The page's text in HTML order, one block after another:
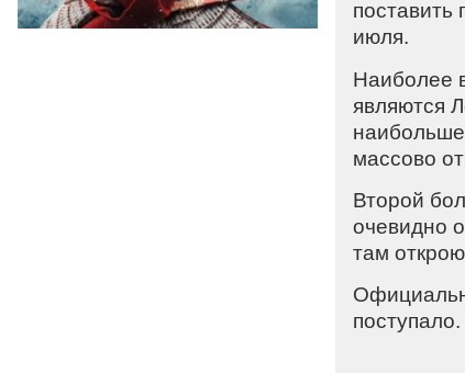
июля.
Наиболее
являются
массово
Второй
очевидно
там
поступало.